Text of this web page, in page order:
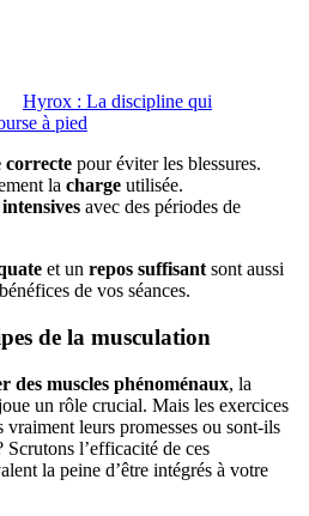
Hyrox : La discipline qui
à pied
correcte pour éviter les blessures.
la charge utilisée.
intensives avec des périodes de
et un repos suffisant sont aussi
de vos séances.
de la musculation
des muscles phénoménaux, la
un rôle crucial. Mais les exercices
leurs promesses ou sont-ils
Scrutons l’efficacité de ces
la peine d’être intégrés à votre